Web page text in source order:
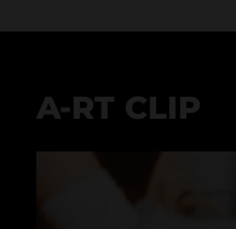
A-RT CLIP